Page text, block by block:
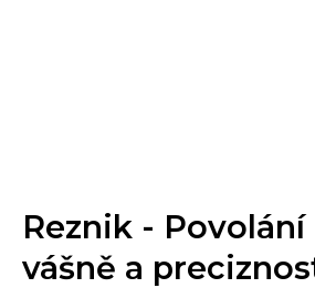
Reznik - Povolání
vášně a